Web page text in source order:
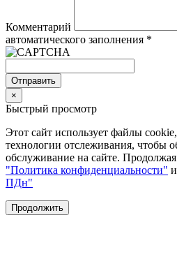
Комментарий
автоматического заполнения *
Отправить
×
Быстрый просмотр
Этот сайт использует файлы
технологии отслеживания, чтобы
обслуживание на сайте. Продолжая
"Политика конфиденциальности" и
ПДн"
Продолжить